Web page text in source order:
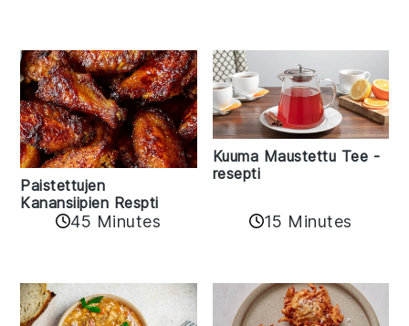
Paistettujen
Kanansiipien Respti
45 Minutes
Kuuma Maustettu Tee -
resepti
15 Minutes